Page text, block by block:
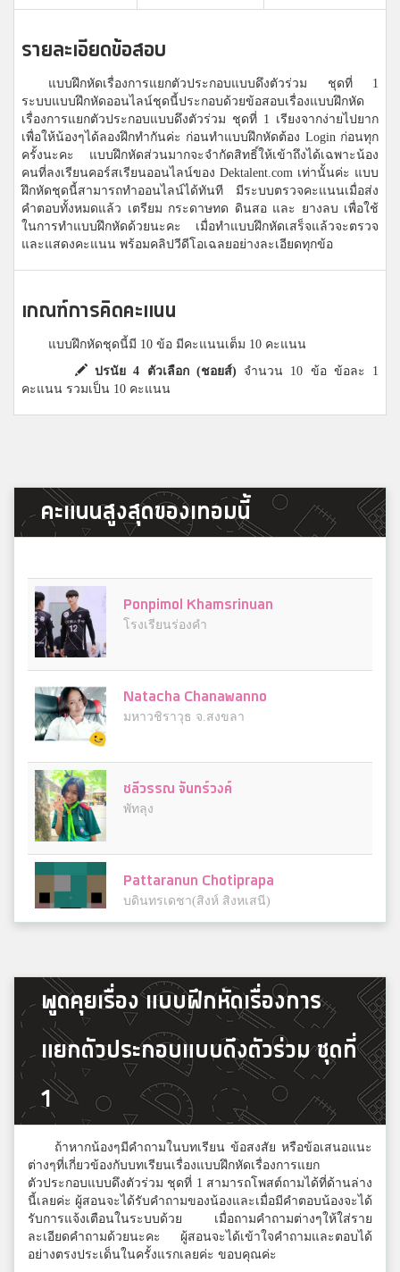
รายละเอียดข้อสอบ
แบบฝึกหัดเรื่องการแยกตัวประกอบแบบดึงตัวร่วม ชุดที่ 1
ระบบแบบฝึกหัดออนไลน์ชุดนี้ประกอบด้วยข้อสอบเรื่องแบบฝึกหัด
เรื่องการแยกตัวประกอบแบบดึงตัวร่วม ชุดที่ 1 เรียงจากง่ายไปยาก
เพื่อให้น้องๆได้ลองฝึกทำกันค่ะ ก่อนทำแบบฝึกหัดต้อง Login ก่อนทุก
ครั้งนะคะ แบบฝึกหัดส่วนมากจะจำกัดสิทธิ์ให้เข้าถึงได้เฉพาะน้อง
คนที่ลงเรียนคอร์สเรียนออนไลน์ของ Dektalent.com เท่านั้นค่ะ แบบ
ฝึกหัดชุดนี้สามารถทำออนไลน์ได้ทันที มีระบบตรวจคะแนนเมื่อส่ง
คำตอบทั้งหมดแล้ว เตรียม กระดาษทด ดินสอ และ ยางลบ เพื่อใช้
ในการทำแบบฝึกหัดด้วยนะคะ เมื่อทำแบบฝึกหัดเสร็จแล้วจะตรวจ
และแสดงคะแนน พร้อมคลิปวีดีโอเฉลยอย่างละเอียดทุกข้อ
เกณฑ์การคิดคะแนน
แบบฝึกหัดชุดนี้มี 10 ข้อ มีคะแนนเต็ม 10 คะแนน
ปรนัย 4 ตัวเลือก (ชอยส์) จำนวน 10 ข้อ ข้อละ 1
คะแนน รวมเป็น 10 คะแนน
คะแนนสูงสุดของเทอมนี้
Ponpimol Khamsrinuan
โรงเรียนร่องคำ
Natacha Chanawanno
มหาวชิราวุธ จ.สงขลา
ชลีวรรณ จันทร์วงค์
พัทลุง
Pattaranun Chotiprapa
บดินทรเดชา(สิงห์ สิงหเสนี)
กอตจิ
มุกดาหร
Ivy
เซนต์โยเซฟ บางนา
Tos Boonpheng
สวนกุหลาบวิทยาลัย
ต้นน้ำ
พูดคุยเรื่อง แบบฝึกหัดเรื่องการ
แยกตัวประกอบแบบดึงตัวร่วม ชุดที่
1
ถ้าหากน้องๆมีคำถามในบทเรียน ข้อสงสัย หรือข้อเสนอแนะ
ต่างๆที่เกี่ยวข้องกับบทเรียนเรื่องแบบฝึกหัดเรื่องการแยก
ตัวประกอบแบบดึงตัวร่วม ชุดที่ 1 สามารถโพสต์ถามได้ที่ด้านล่าง
นี้เลยค่ะ ผู้สอนจะได้รับคำถามของน้องและเมื่อมีคำตอบน้องจะได้
รับการแจ้งเตือนในระบบด้วย เมื่อถามคำถามต่างๆให้ใส่ราย
ละเอียดคำถามด้วยนะคะ ผู้สอนจะได้เข้าใจคำถามและตอบได้
อย่างตรงประเด็นในครั้งแรกเลยค่ะ ขอบคุณค่ะ